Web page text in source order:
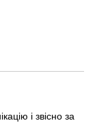
і звісно за